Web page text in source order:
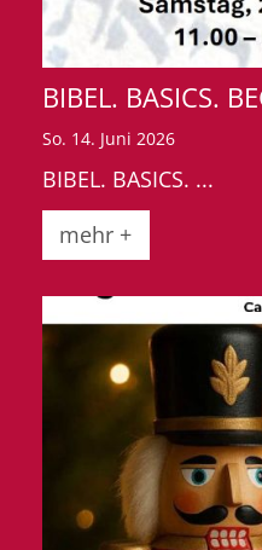
BIBEL. BASICS.
So. 14. Juni 2026
BIBEL. BASICS. ...
mehr +